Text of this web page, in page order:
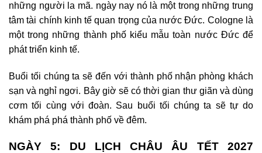
những người la mã. ngày nay nó là một trong những trung
tâm tài chính kinh tế quan trọng của nước Đức. Cologne là
một trong những thành phố kiểu mẫu toàn nước Đức để
phát triển kinh tế.
Buổi tối chúng ta sẽ đến với thành phố nhận phòng khách
sạn và nghỉ ngơi. Bây giờ sẽ có thời gian thư giãn và dùng
cơm tối cùng với đoàn. Sau buổi tối chúng ta sẽ tự do
khám phá phá thành phố về đêm.
NGÀY 5: DU LỊCH CHÂU ÂU TẾT 2027